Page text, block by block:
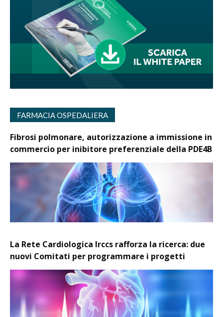
FARMACIA OSPEDALIERA
Fibrosi polmonare, autorizzazione a immissione in
commercio per inibitore preferenziale della PDE4B
La Rete Cardiologica Irccs rafforza la ricerca: due
nuovi Comitati per programmare i progetti